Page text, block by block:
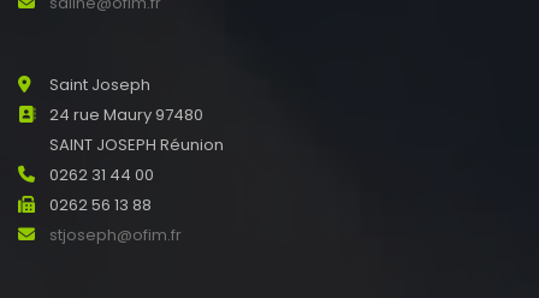
Saint Joseph
24 rue Maury 97480
SAINT JOSEPH Réunion
0262 31 44 00
0262 56 13 88
stjoseph@ofim.fr